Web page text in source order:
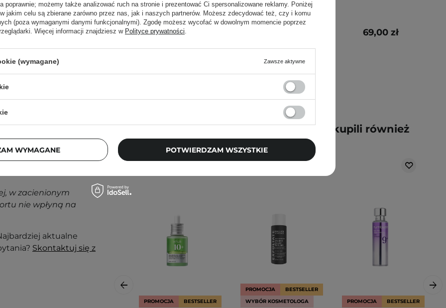
Zajrzyj do naszego
podrażnienia,
w zacienionym
nie wpłyną na
aktualne
Skontaktuj się z
36,00 zł 69,00 zł
Klienci, którzy kupili ten produkt, kupili również
PROMOCJA BESTSELLER
PROMOCJA
BESTSELLER
WYBÓR KOSMETOLOGA
PROMOCJA BESTSELLER
poprawnie; możemy także analizować ruch na stronie i prezentować Ci spersonalizowane reklamy. Poniżej
jakim celu są zbierane zarówno przez nas, jak i naszych partnerów. Możesz zdecydować też, czy i komu
(poza wymaganymi danymi funkcjonalnymi). Zgodę możesz wycofać w dowolnym momencie poprzez
Więcej informacji znajdziesz w Polityce prywatności.
(wymagane) Zawsze aktywne
WYMAGANE POTWIERDZAM WSZYSTKIE